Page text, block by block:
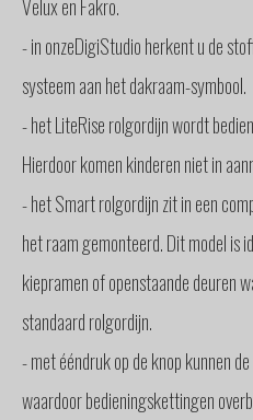
Velux en Fakro.
- in onzeDigiStudio herkent u de
systeem aan het dakraam-symbool.
- het LiteRise rolgordijn wordt
Hierdoor komen kinderen niet in
- het Smart rolgordijn zit in een
het raam gemonteerd. Dit model is
kiepramen of openstaande deuren
standaard rolgordijn.
- met ééndruk op de knop kunnen
waardoor bedieningskettingen